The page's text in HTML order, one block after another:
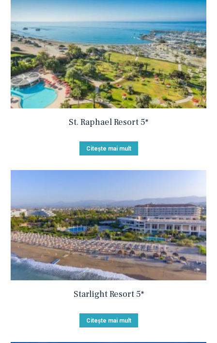
St. Raphael Resort 5*
Citește mai mult
Starlight Resort 5*
Citește mai mult